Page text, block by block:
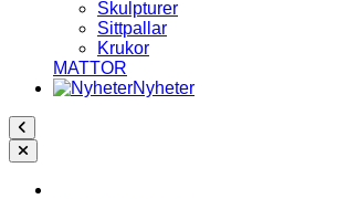
Skulpturer
Sittpallar
Krukor
MATTOR
Nyheter